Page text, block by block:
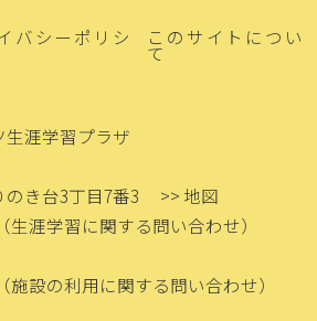
バシーポリシ このサイトについ
て
涯学習プラザ
のき台3丁目7番3
>> 地図
（生涯学習に関する問い合わせ）
（施設の利用に関する問い合わせ）